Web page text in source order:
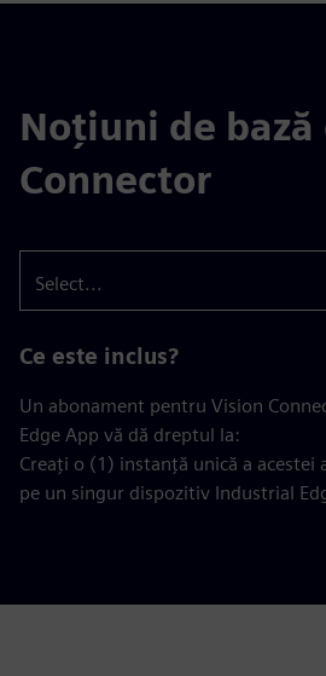
Noțiuni de bază
Connector
Select...
Ce este inclus?
Un abonament pentru Vision
Edge App vă dă dreptul la:
Creați o (1) instanță unică a acestei
pe un singur dispozitiv Industrial